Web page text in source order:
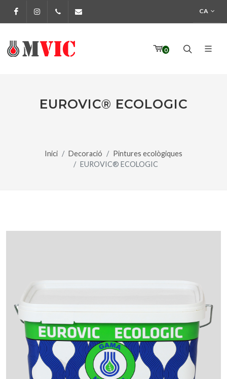
FacebookInstagram972 170 160 CA
0
EUROVIC® ECOLOGIC
Inici Decoració
Pintures ecològiques
EUROVIC® ECOLOGIC